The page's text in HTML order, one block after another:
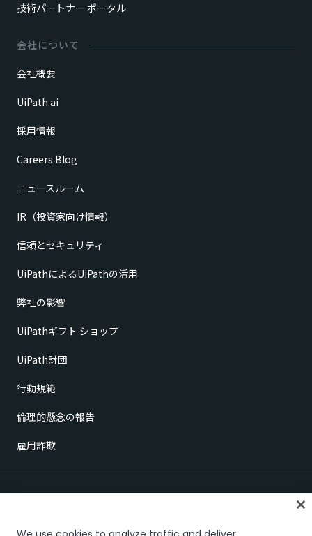
技術パートナー ポータル
会社について
会社概要
UiPath.ai
採用情報
Careers Blog
ニュースルーム
IR（投資家向け情報）
信頼とセキュリティ
UiPathによるUiPathの活用
弊社の影響
UiPathギフト ショップ
UiPath財団
行動規範
倫理的懸念の報告
雇用詐欺